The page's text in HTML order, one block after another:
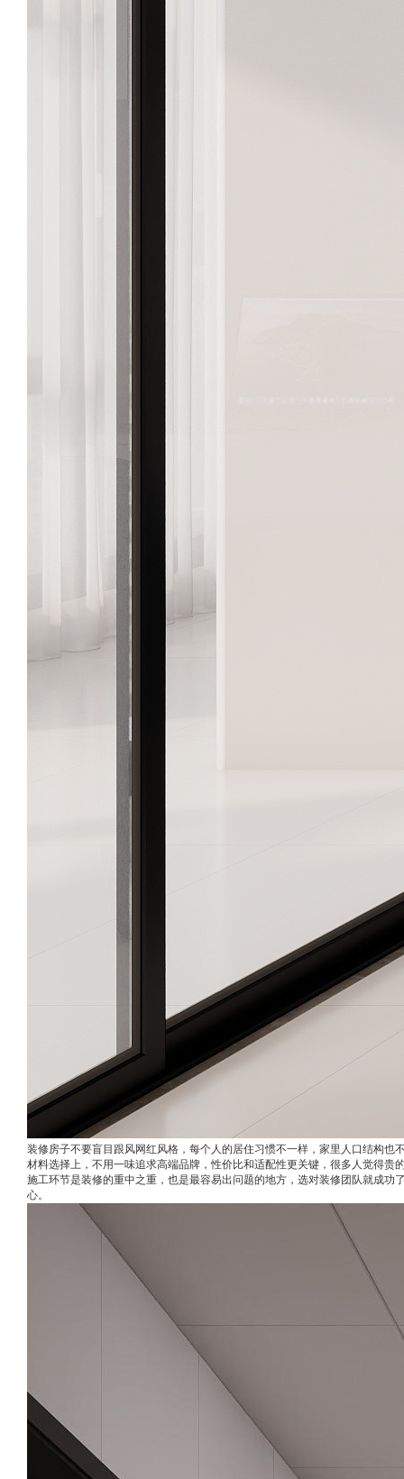
装修房子不要盲目跟风网红风格，每个人的居住习惯不一样，家里人口结构
材料选择上，不用一味追求高端品牌，性价比和适配性更关键，很多人觉得
施工环节是装修的重中之重，也是最容易出问题的地方，选对装修团队就成
心。